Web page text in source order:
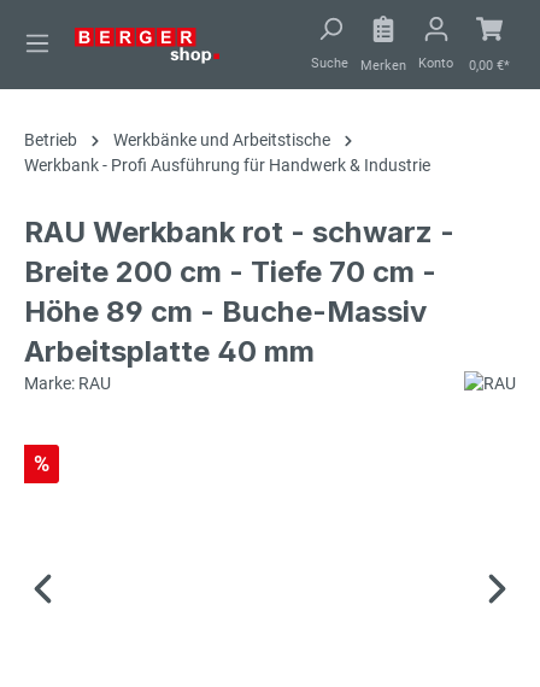
springen
Suche Merken Konto 0,00 €*
Betrieb
Werkbänke und Arbeitstische
Werkbank - Profi Ausführung für Handwerk & Industrie
RAU Werkbank rot - schwarz -
Breite 200 cm - Tiefe 70 cm -
Höhe 89 cm - Buche-Massiv
Arbeitsplatte 40 mm
Marke: RAU
%